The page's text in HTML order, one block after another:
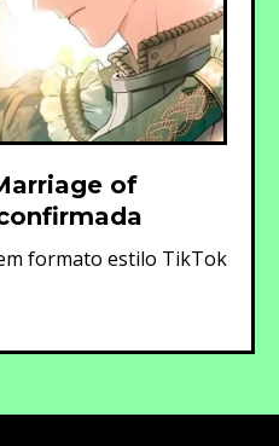
of
formato estilo TikTok